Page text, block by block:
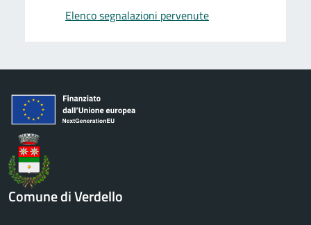
Elenco segnalazioni pervenute
Comune di Verdello